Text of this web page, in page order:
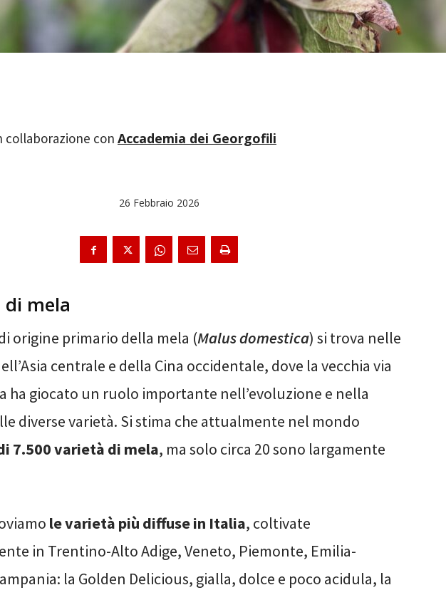
Accademia dei Georgofili
26 Febbraio 2026
di mela
origine primario della mela (Malus domestica) si trova nelle
centrale e della Cina occidentale, dove la vecchia via
ha giocato un ruolo importante nell’evoluzione e nella
diverse varietà. Si stima che attualmente nel mondo
7.500 varietà di mela, ma solo circa 20 sono largamente
le varietà più diffuse in Italia, coltivate
in Trentino-Alto Adige, Veneto, Piemonte, Emilia-
la Golden Delicious, gialla, dolce e poco acidula, la